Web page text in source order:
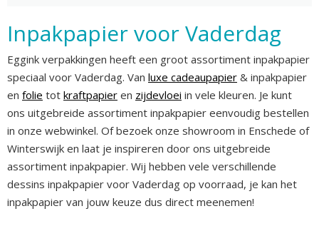
Inpakpapier voor Vaderdag
Eggink verpakkingen heeft een groot assortiment inpakpapier
speciaal voor Vaderdag. Van luxe cadeaupapier & inpakpapier
en folie tot kraftpapier en zijdevloei in vele kleuren. Je kunt
ons uitgebreide assortiment inpakpapier eenvoudig bestellen
in onze webwinkel. Of bezoek onze showroom in Enschede of
Winterswijk en laat je inspireren door ons uitgebreide
assortiment inpakpapier. Wij hebben vele verschillende
dessins inpakpapier voor Vaderdag op voorraad, je kan het
inpakpapier van jouw keuze dus direct meenemen!